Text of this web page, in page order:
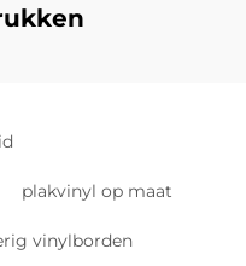
plakvinyl op maat
vinylborden